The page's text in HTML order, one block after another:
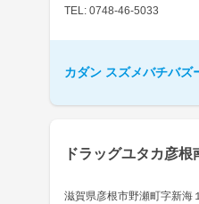
TEL: 0748-46-5033
カダン スズメバチバズ
ドラッグユタカ彦根
滋賀県彦根市野瀬町字新海